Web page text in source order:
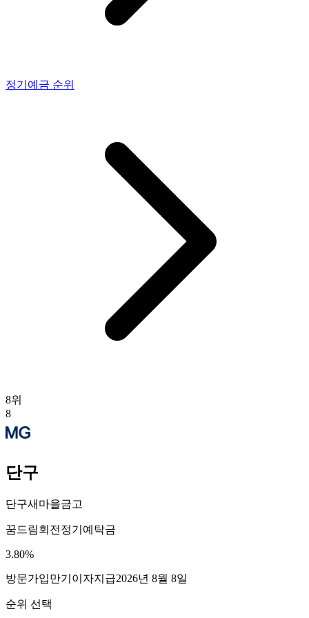
정기예금 순위
8위
8
단구
단구새마을금고
꿈드림회전정기예탁금
3.80%
방문가입만기이자지급2026년 8월 8일
순위 선택